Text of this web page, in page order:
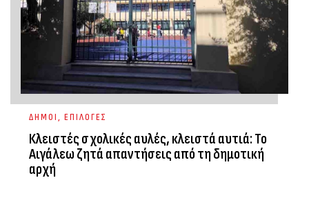
ΔΗΜΟΙ, ΕΠΙΛΟΓΕΣ
Κλειστές σχολικές αυλές, κλειστά αυτιά: Το
Αιγάλεω ζητά απαντήσεις από τη δημοτική
αρχή